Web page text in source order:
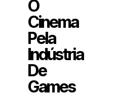
O
Cinema
Pela
Indústria
De
Games